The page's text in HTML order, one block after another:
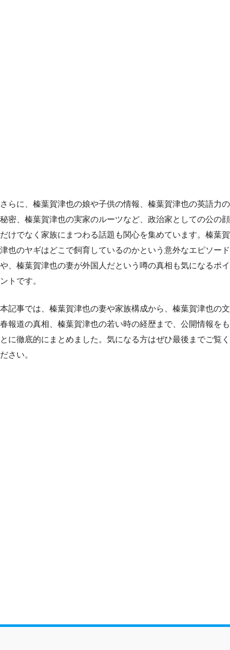
さらに、榛葉賀津也の娘や子供の情報、榛葉賀津也の英語力の
秘密、榛葉賀津也の実家のルーツなど、政治家としての公の顔
だけでなく家族にまつわる話題も関心を集めています。榛葉賀
津也のヤギはどこで飼育しているのかという意外なエピソード
や、榛葉賀津也の妻が外国人だという噂の真相も気になるポイ
ントです。
本記事では、榛葉賀津也の妻や家族構成から、榛葉賀津也の文
春報道の真相、榛葉賀津也の若い時の経歴まで、公開情報をも
とに徹底的にまとめました。気になる方はぜひ最後までご覧く
ださい。